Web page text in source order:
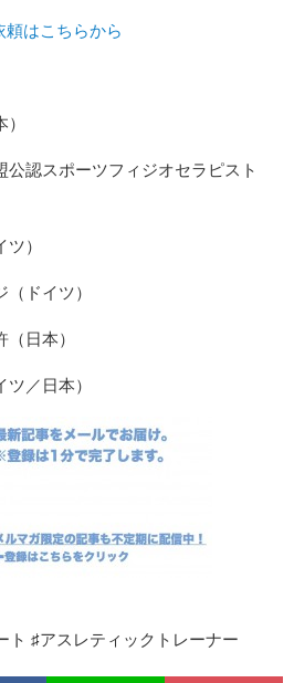
はこちらから
認スポーツフィジオセラピスト
）
ドイツ）
日本）
／日本）
♯アスレティックトレーナー